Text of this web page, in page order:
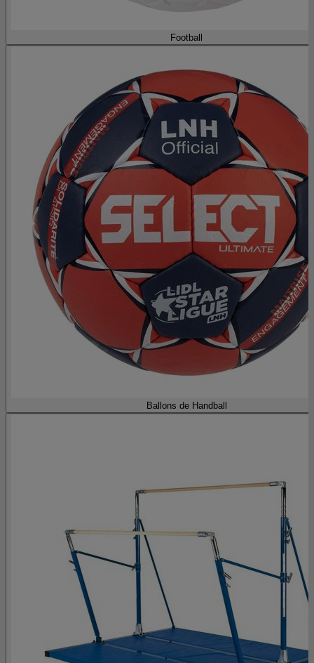
Football
Ballons de Handball